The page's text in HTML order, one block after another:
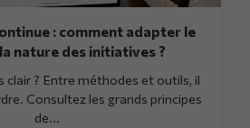
: comment adapter le
nature des initiatives ?
clair ? Entre méthodes et outils, il
Consultez les grands principes
de...